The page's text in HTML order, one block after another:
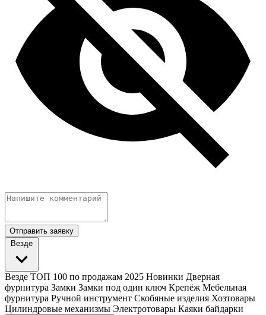
Отправить заявку
Везде
Везде ТОП 100 по продажам 2025 Новинки Дверная
фурнитура Замки Замки под один ключ Крепёж Мебельная
фурнитура Ручной инструмент Скобяные изделия Хозтовары
Цилиндровые механизмы Электротовары Каяки байдарки